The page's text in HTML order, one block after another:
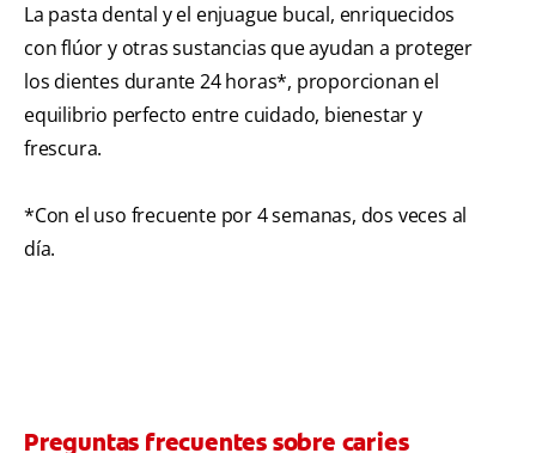
La pasta dental y el enjuague bucal, enriquecidos
con flúor y otras sustancias que ayudan a proteger
los dientes durante 24 horas*, proporcionan el
equilibrio perfecto entre cuidado, bienestar y
frescura.
*Con el uso frecuente por 4 semanas, dos veces al
día.
Preguntas frecuentes sobre caries